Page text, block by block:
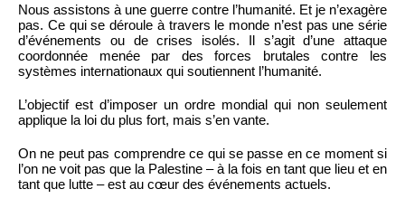
Nous assistons à une guerre contre l’humanité. Et je n’exagère
pas. Ce qui se déroule à travers le monde n’est pas une série
d’événements ou de crises isolés. Il s’agit d’une attaque
coordonnée menée par des forces brutales contre les
systèmes internationaux qui soutiennent l’humanité.
L’objectif est d’imposer un ordre mondial qui non seulement
applique la loi du plus fort, mais s’en vante.
On ne peut pas comprendre ce qui se passe en ce moment si
l’on ne voit pas que la Palestine – à la fois en tant que lieu et en
tant que lutte – est au cœur des événements actuels.